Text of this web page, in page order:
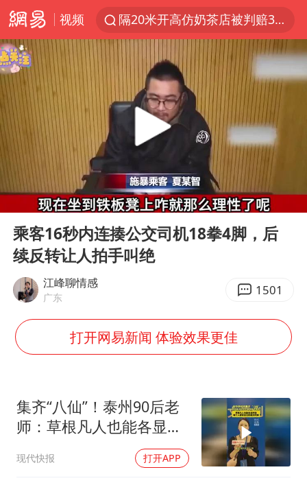
视频
隔20米开高仿奶茶店被判赔35万元
“不怕六爷挂得多 就怕六爷挂一颗”
新疆景区自驾服务费改为按车收费
多家A股公司收到美国关税退款
直击东北超：哈尔滨vs通辽
香港宏福苑火灾或由烟头引起
白海豚将正面袭击贯穿浙江
酒店回应车内过夜被收150元
郑丽文：台湾从来没有“独立”过
梁家辉百花奖演讲落泪
夏日经济乘“热”而上 消费市场向“新”而行
人民的健康、体质、幸福一脉相承
Play
00:00 04:10
乘客16秒内连揍公交司机18拳4脚，后
续反转让人拍手叫绝
江峰聊情感
广东 1501
打开网易新闻 体验效果更佳
集齐“八仙”！泰州90后老
师：草根凡人也能各显神
通，每个人都有自己的高
光时刻
现代快报 打开APP